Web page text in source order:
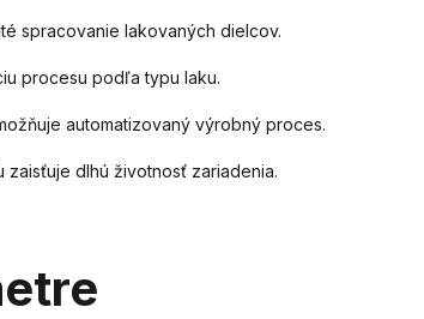
spracovanie lakovaných dielcov.
procesu podľa typu laku.
automatizovaný výrobný proces.
dlhú životnosť zariadenia.